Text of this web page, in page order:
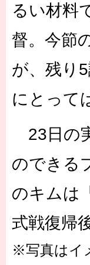
るい材料
督。今節
が、残り
にとって
23日の
のできる
のキムは
式戦復帰
※写真はイ